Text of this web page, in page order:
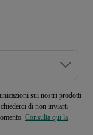
sui nostri prodotti
di non inviarti
Consulta qui la